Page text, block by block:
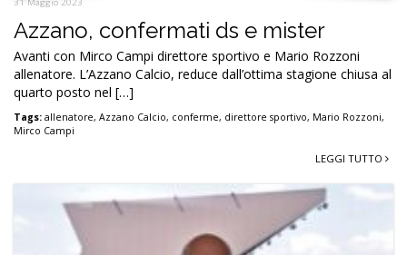
Azzano, confermati ds e mister
Avanti con Mirco Campi direttore sportivo e Mario Rozzoni
allenatore. L’Azzano Calcio, reduce dall’ottima stagione chiusa al
quarto posto nel […]
Tags: allenatore, Azzano Calcio, conferme, direttore sportivo, Mario Rozzoni,
Mirco Campi
LEGGI TUTTO